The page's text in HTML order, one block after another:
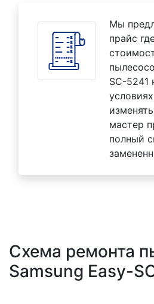
Мы
прайс
SC-5241
мастер
полный
Схема ремонта
Samsung Easy-